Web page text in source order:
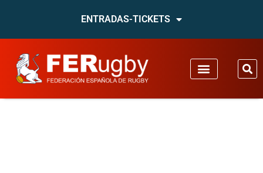
ENTRADAS-TICKETS